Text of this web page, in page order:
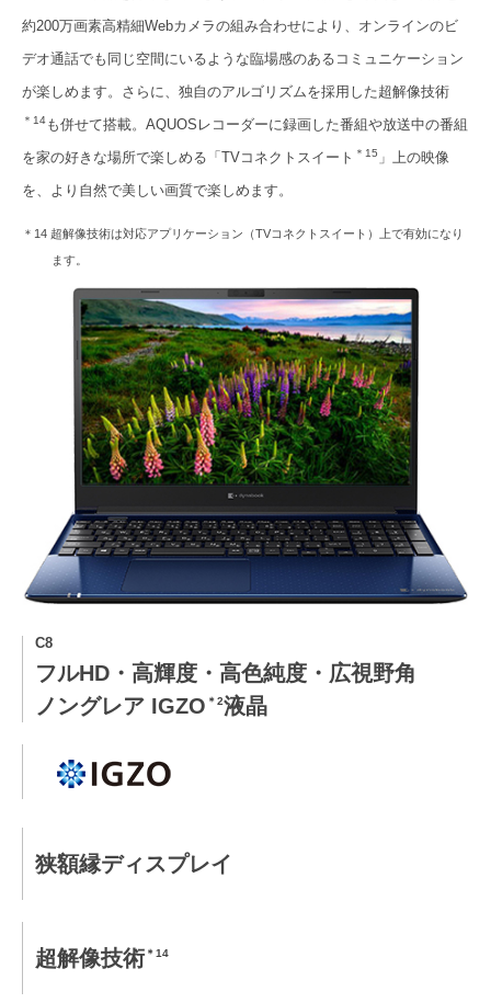
約200万画素高精細Webカメラの組み合わせにより、オンラインのビ
デオ通話でも同じ空間にいるような臨場感のあるコミュニケーション
が楽しめます。さらに、独自のアルゴリズムを採用した超解像技術
＊14も併せて搭載。AQUOSレコーダーに録画した番組や放送中の番組
を家の好きな場所で楽しめる「TVコネクトスイート ＊15 」上の映像
を、より自然で美しい画質で楽しめます。
＊14 超解像技術は対応アプリケーション（TVコネクトスイート）上で有効になり
ます。
C8
フルHD・高輝度・高色純度・広視野角
ノングレア IGZO ＊2液晶
狭額縁ディスプレイ
超解像技術＊14